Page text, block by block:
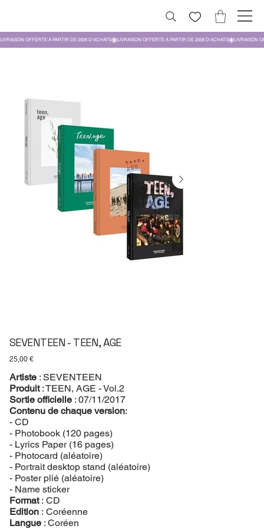
SEVENTEEN - TEEN, AGE
Prix
25,00 €
Artiste : SEVENTEEN
Produit: TEEN, AGE - Vol.2
Sortie officielle : 07/11/2017
Contenu de chaque version:
- CD
- Photobook (120 pages)
- Lyrics Paper (16 pages)
- Photocard (aléatoire)
- Portrait desktop stand (aléatoire)
- Poster plié (aléatoire)
- Name sticker
Format: CD
Edition : Coréenne
Langue: Coréen